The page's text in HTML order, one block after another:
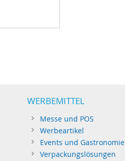
WERBEMITTEL
Messe und POS
Werbeartikel
Events und Gastronomie
Verpackungslösungen